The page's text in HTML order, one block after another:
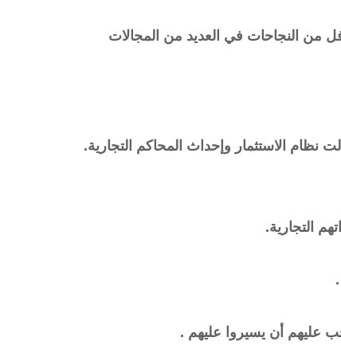
من النجاحات في العديد من المجالات
الاستثمار وإحداث المحاكم التجارية.
التجارية.
عليهم أن يسيروا عليهم .